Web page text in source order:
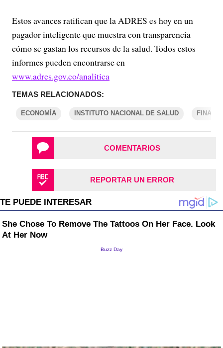
Estos avances ratifican que la ADRES es hoy en un
pagador inteligente que muestra con transparencia
cómo se gastan los recursos de la salud. Todos estos
informes pueden encontrarse en
www.adres.gov.co/analitica
TEMAS RELACIONADOS:
ECONOMÍA INSTITUTO NACIONAL DE SALUD
COMENTARIOS
REPORTAR UN ERROR